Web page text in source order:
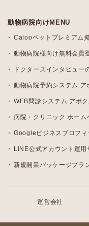
動物病院向けMENU
Calooペットプレミアム
動物病院様向け無料会員
ドクターズインタビュー
動物病院予約システム ア
WEB問診システム アポ
病院・クリニック ホーム
Googleビジネスプロフィ
LINE公式アカウント運用
新規開業パッケージプラ
運営会社